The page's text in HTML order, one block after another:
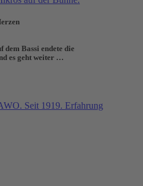
dem Bassi endete die
es geht weiter …